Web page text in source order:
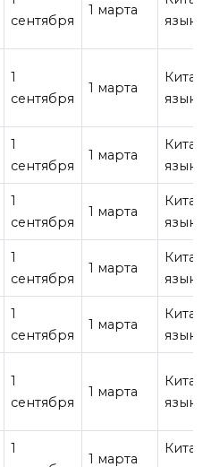
сентября
1 марта
язык
1
сентября
1 марта
язык
1
сентября
1 марта
язык
1
сентября
1 марта
язык
1
сентября
1 марта
язык
1
сентября
1 марта
язык
1
сентября
1 марта
язык
1
1 марта